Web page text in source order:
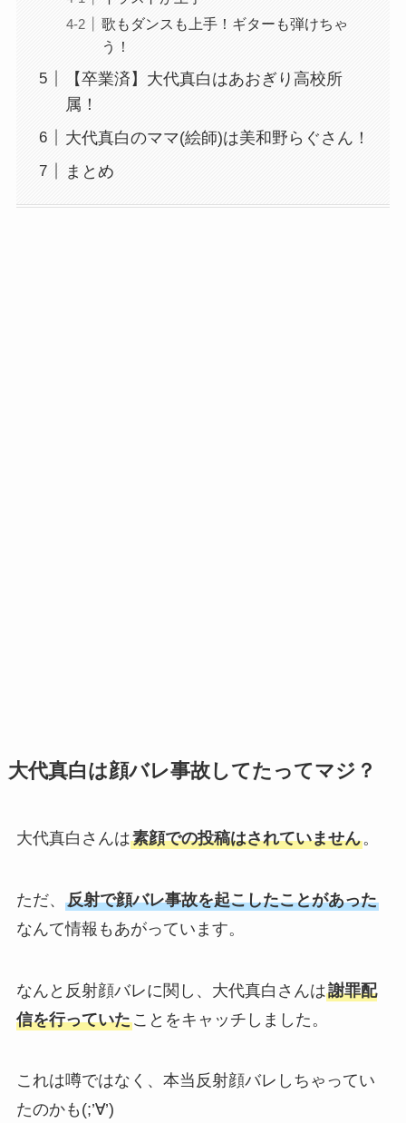
歌もダンスも上手！ギターも弾けちゃ
う！
【卒業済】大代真白はあおぎり高校所
属！
大代真白のママ(絵師)は美和野らぐさん！
まとめ
大代真白は顔バレ事故してたってマジ？
大代真白さんは素顔での投稿はされていません。
ただ、 反射で顔バレ事故を起こしたことがあった
なんて情報もあがっています。
なんと反射顔バレに関し、大代真白さんは謝罪配
信を行っていたことをキャッチしました。
これは噂ではなく、本当反射顔バレしちゃってい
たのかも(;’∀’)